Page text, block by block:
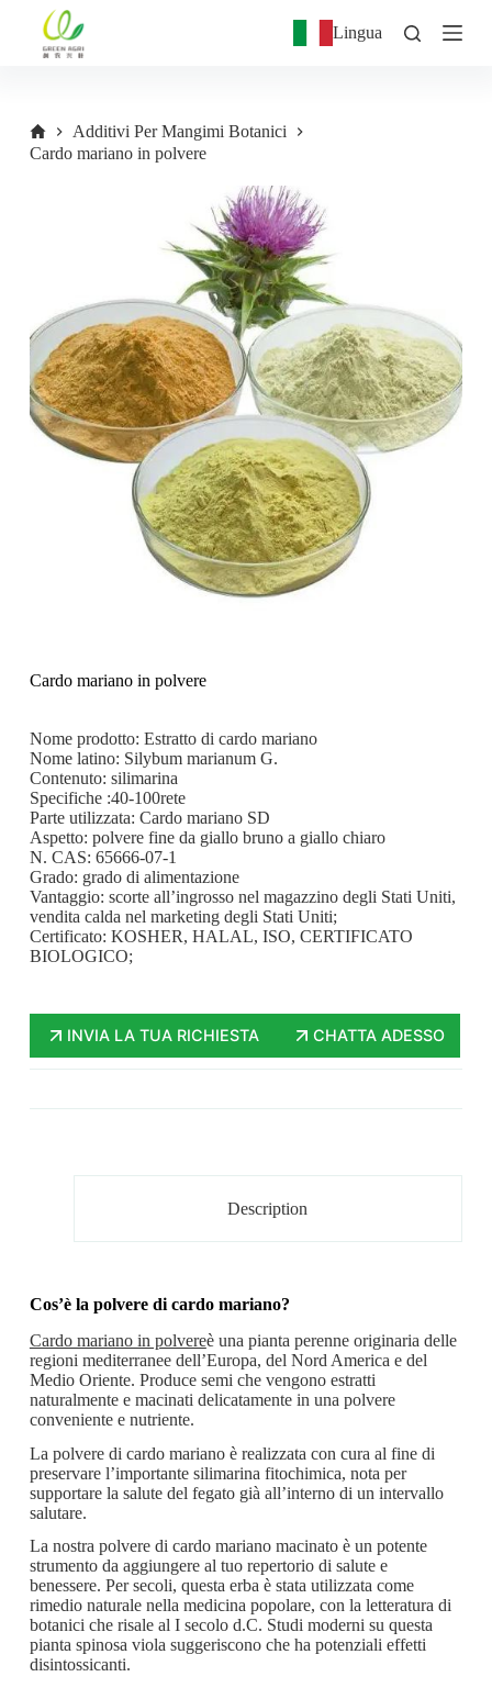
Lingua
Additivi Per Mangimi Botanici
Cardo mariano in polvere
Cardo mariano in polvere
Nome prodotto: Estratto di cardo mariano
Nome latino: Silybum marianum G.
Contenuto: silimarina
Specifiche :40-100rete
Parte utilizzata: Cardo mariano SD
Aspetto: polvere fine da giallo bruno a giallo chiaro
N. CAS: 65666-07-1
Grado: grado di alimentazione
Vantaggio: scorte all’ingrosso nel magazzino degli Stati Uniti,
vendita calda nel marketing degli Stati Uniti;
Certificato: KOSHER, HALAL, ISO, CERTIFICATO
BIOLOGICO;
INVIA LA TUA RICHIESTA CHATTA ADESSO
Description
Cos’è la polvere di cardo mariano?
Cardo mariano in polvereè una pianta perenne originaria delle
regioni mediterranee dell’Europa, del Nord America e del
Medio Oriente. Produce semi che vengono estratti
naturalmente e macinati delicatamente in una polvere
conveniente e nutriente.
La polvere di cardo mariano è realizzata con cura al fine di
preservare l’importante silimarina fitochimica, nota per
supportare la salute del fegato già all’interno di un intervallo
salutare.
La nostra polvere di cardo mariano macinato è un potente
strumento da aggiungere al tuo repertorio di salute e
benessere. Per secoli, questa erba è stata utilizzata come
rimedio naturale nella medicina popolare, con la letteratura di
botanici che risale al I secolo d.C. Studi moderni su questa
pianta spinosa viola suggeriscono che ha potenziali effetti
disintossicanti.